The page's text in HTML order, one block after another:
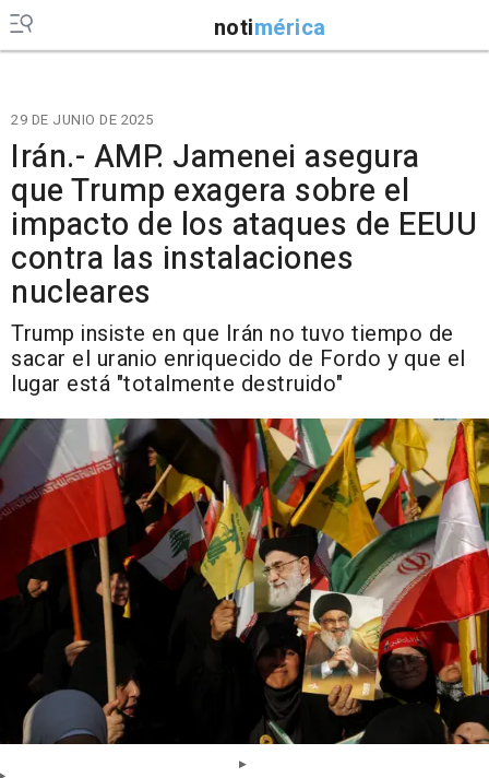
notimérica
29 DE JUNIO DE 2025
Irán.- AMP. Jamenei asegura
que Trump exagera sobre el
impacto de los ataques de EEUU
contra las instalaciones
nucleares
Trump insiste en que Irán no tuvo tiempo de
sacar el uranio enriquecido de Fordo y que el
lugar está "totalmente destruido"